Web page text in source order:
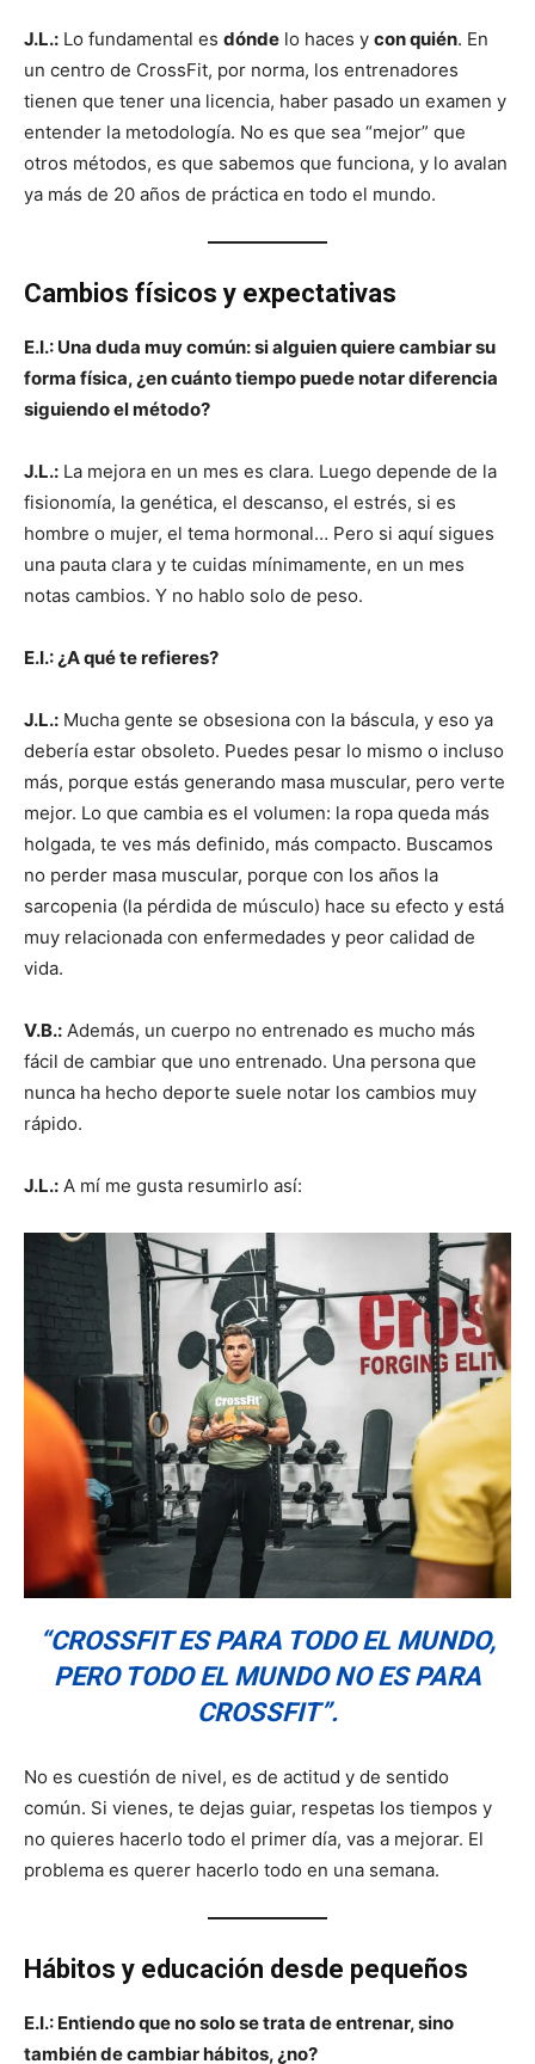
J.L.: Lo fundamental es dónde lo haces y con quién. En
un centro de CrossFit, por norma, los entrenadores
tienen que tener una licencia, haber pasado un examen y
entender la metodología. No es que sea “mejor” que
otros métodos, es que sabemos que funciona, y lo avalan
ya más de 20 años de práctica en todo el mundo.
Cambios físicos y expectativas
E.I.: Una duda muy común: si alguien quiere cambiar su
forma física, ¿en cuánto tiempo puede notar diferencia
siguiendo el método?
J.L.: La mejora en un mes es clara. Luego depende de la
fisionomía, la genética, el descanso, el estrés, si es
hombre o mujer, el tema hormonal… Pero si aquí sigues
una pauta clara y te cuidas mínimamente, en un mes
notas cambios. Y no hablo solo de peso.
E.I.: ¿A qué te refieres?
J.L.: Mucha gente se obsesiona con la báscula, y eso ya
debería estar obsoleto. Puedes pesar lo mismo o incluso
más, porque estás generando masa muscular, pero verte
mejor. Lo que cambia es el volumen: la ropa queda más
holgada, te ves más definido, más compacto. Buscamos
no perder masa muscular, porque con los años la
sarcopenia (la pérdida de músculo) hace su efecto y está
muy relacionada con enfermedades y peor calidad de
vida.
V.B.: Además, un cuerpo no entrenado es mucho más
fácil de cambiar que uno entrenado. Una persona que
nunca ha hecho deporte suele notar los cambios muy
rápido.
J.L.: A mí me gusta resumirlo así:
“CROSSFIT ES PARA TODO EL MUNDO,
PERO TODO EL MUNDO NO ES PARA
CROSSFIT”.
No es cuestión de nivel, es de actitud y de sentido
común. Si vienes, te dejas guiar, respetas los tiempos y
no quieres hacerlo todo el primer día, vas a mejorar. El
problema es querer hacerlo todo en una semana.
Hábitos y educación desde pequeños
E.I.: Entiendo que no solo se trata de entrenar, sino
también de cambiar hábitos, ¿no?